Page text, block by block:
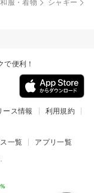
和服・着物
シャギー
便利！
ース情報
利用規約
一覧 アプリ一覧